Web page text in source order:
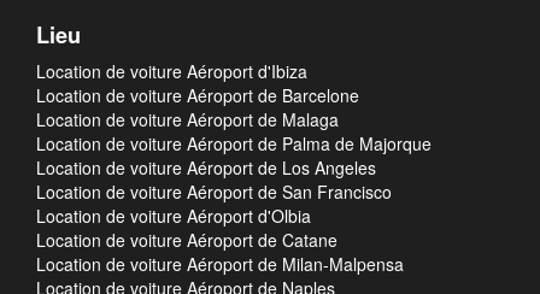
Lieu
Location de voiture Aéroport d'Ibiza
Location de voiture Aéroport de Barcelone
Location de voiture Aéroport de Malaga
Location de voiture Aéroport de Palma de Majorque
Location de voiture Aéroport de Los Angeles
Location de voiture Aéroport de San Francisco
Location de voiture Aéroport d'Olbia
Location de voiture Aéroport de Catane
Location de voiture Aéroport de Milan-Malpensa
Location de voiture Aéroport de Naples